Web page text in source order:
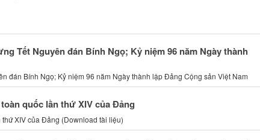
Tết Nguyên đán Bính Ngọ; Kỷ niệm 96 năm Ngày thành
đán Bính Ngọ; Kỷ niệm 96 năm Ngày thành lập Đảng Cộng sản Việt Nam
quốc lần thứ XIV của Đảng
XIV của Đảng (Download tài liệu)